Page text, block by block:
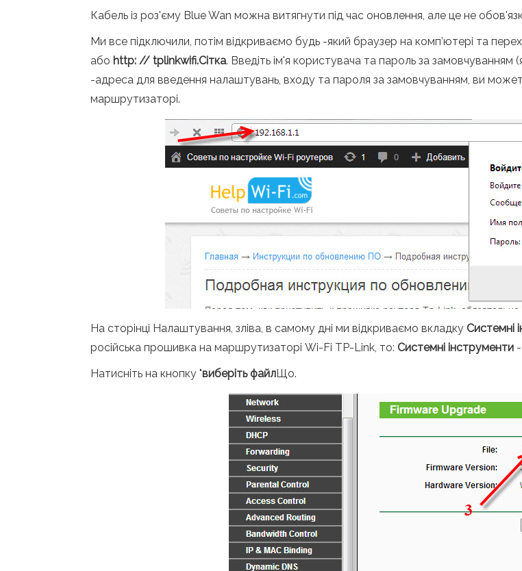
Кабель із роз'єму Blue Wan можна витягнути під час оновлення, але це не
Ми все підключили, потім відкриваємо будь -який браузер на комп’ютері та
або http: // tplinkwifi.Сітка. Введіть ім'я користувача та пароль за замовчуванням
-адреса для введення налаштувань, входу та пароля за замовчуванням, ви
маршрутизаторі.
На сторінці Налаштування, зліва, в самому дні ми відкриваємо вкладку Системні
російська прошивка на маршрутизаторі Wi-Fi TP-Link, то: Системні інструменти -
Натисніть на кнопку "виберіть файлЩо.